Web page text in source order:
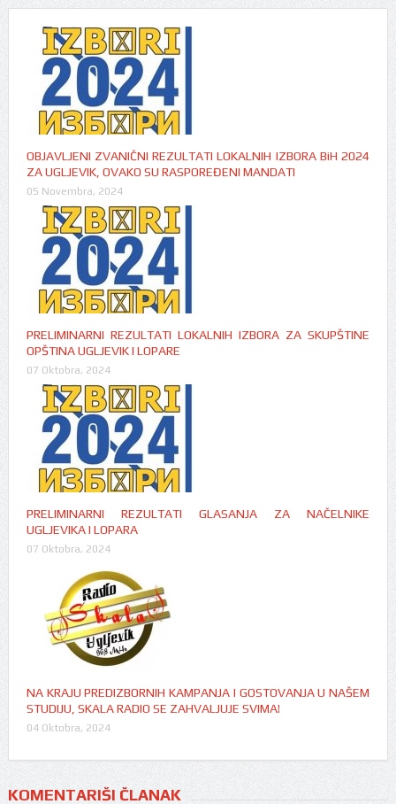
OBJAVLJENI ZVANIČNI REZULTATI LOKALNIH IZBORA BiH 2024
ZA UGLJEVIK, OVAKO SU RASPOREĐENI MANDATI
05 Novembra, 2024
PRELIMINARNI REZULTATI LOKALNIH IZBORA ZA SKUPŠTINE
OPŠTINA UGLJEVIK I LOPARE
07 Oktobra, 2024
PRELIMINARNI REZULTATI GLASANJA ZA NAČELNIKE
UGLJEVIKA I LOPARA
07 Oktobra, 2024
NA KRAJU PREDIZBORNIH KAMPANJA I GOSTOVANJA U NAŠEM
STUDIJU, SKALA RADIO SE ZAHVALJUJE SVIMA!
04 Oktobra, 2024
KOMENTARIŠI ČLANAK